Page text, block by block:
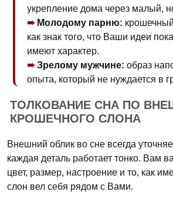
укрепление дома через малый,
Молодому парню:
как знак того, что Ваши идеи
имеют характер.
Зрелому мужчине: образ
опыта, который не нуждается в
ТОЛКОВАНИЕ СНА ПО
КРОШЕЧНОГО СЛОНА
Внешний облик во сне всегда
каждая деталь работает тонко. Вам
цвет, размер, настроение и то, как
слон вел себя рядом с Вами.